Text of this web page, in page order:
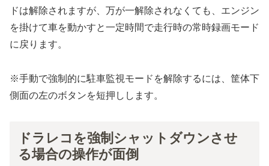
ドは解除されますが、万が一解除されなくても、エンジン
を掛けて車を動かすと一定時間で走行時の常時録画モード
に戻ります。
※手動で強制的に駐車監視モードを解除するには、筐体下
側面の左のボタンを短押しします。
ドラレコを強制シャットダウンさせ
る場合の操作が面倒